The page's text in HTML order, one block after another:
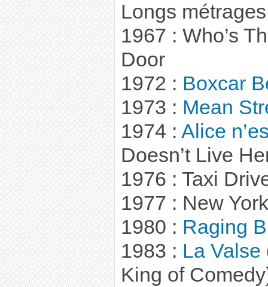
Longs métrages
1967 : Who’s
Door
1972 : Boxcar
1973 : Mean
1974 : Alice
Doesn’t Live
1976 : Taxi
1977 : New
1980 : Raging
1983 : La Valse
King of